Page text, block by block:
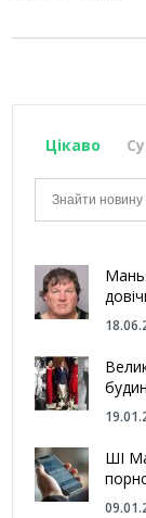
Цікаво
ШІ